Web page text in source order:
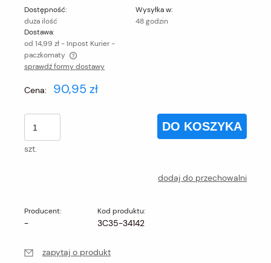
Dostępność:
duża ilość
Wysyłka w:
48 godzin
Dostawa:
od 14,99 zł- Inpost Kurier -
paczkomaty
Cena nie zawiera ewentualnych kosztów płatności
sprawdź formy dostawy
Cena: 90,95 zł
szt.
DO KOSZYKA
dodaj do przechowalni
Producent:
-
Kod produktu:
3C35-34142
zapytaj o produkt